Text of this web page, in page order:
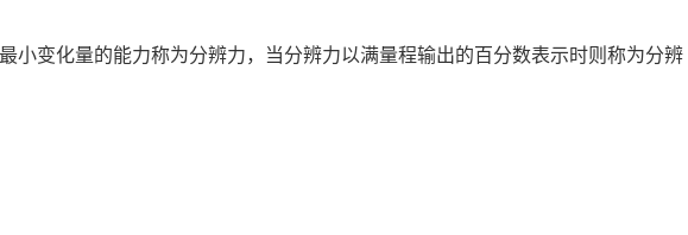
小变化量的能力称为分辨力，当分辨力以满量程输出的百分数表示时则称为分辨